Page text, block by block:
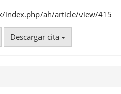
index.php/ah/article/view/415
Descargar cita